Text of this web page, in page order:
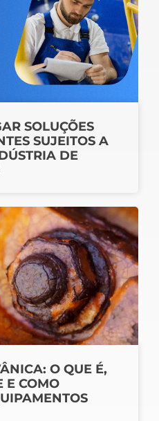
SOLUÇÕES
SUJEITOS A
DE
O QUE É,
E COMO